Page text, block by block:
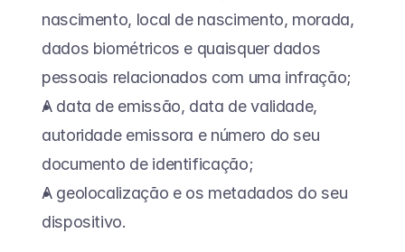
nascimento, local de nascimento, morada,
dados biométricos e quaisquer dados
pessoais relacionados com uma infração;
A data de emissão, data de validade,
autoridade emissora e número do seu
documento de identificação;
A geolocalização e os metadados do seu
dispositivo.